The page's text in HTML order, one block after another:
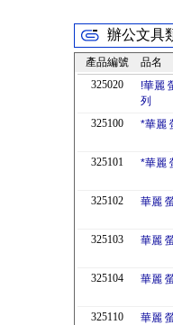
辦公文具
產品編號 品名
325020
!華麗
列
325100 *華麗
325101 *華麗
325102 華麗
325103 華麗
325104 華麗
325110 華麗